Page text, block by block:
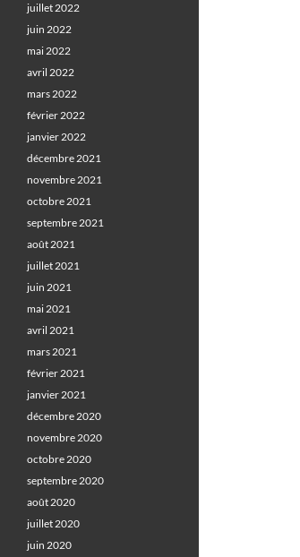
juillet 2022
juin 2022
mai 2022
avril 2022
mars 2022
février 2022
janvier 2022
décembre 2021
novembre 2021
octobre 2021
septembre 2021
août 2021
juillet 2021
juin 2021
mai 2021
avril 2021
mars 2021
février 2021
janvier 2021
décembre 2020
novembre 2020
octobre 2020
septembre 2020
août 2020
juillet 2020
juin 2020